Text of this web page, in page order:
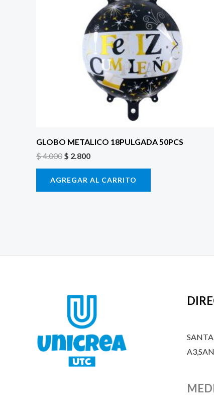
GLOBO METALICO 18PULGADA 50PCS
$4.000 $ 2.800
$ 2.800.
AGREGAR AL CARRITO